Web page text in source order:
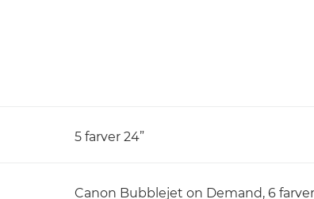
5 farver 24”
Canon Bubblejet on Demand, 6